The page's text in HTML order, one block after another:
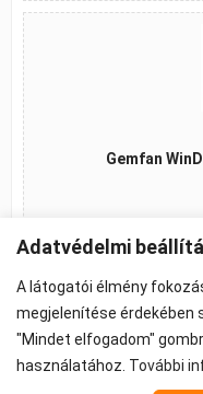
Gemfan
©2026 -ÁSZF -
Adatvédelmi
A látogatói élmény
megjelenítése érdekében
"Mindet elfogadom"
használatához. További